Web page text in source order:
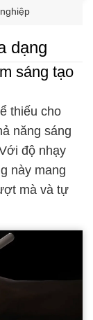
dạng
sáng tạo
thiếu cho
năng sáng
độ nhạy
này mang
mà và tự